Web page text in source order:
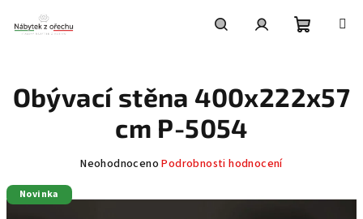
obsah
košík
Obývací stěna 400x222x57
cm P-5054
Průměrné
produktu
Neohodnoceno Podrobnosti hodnocení
Novinka